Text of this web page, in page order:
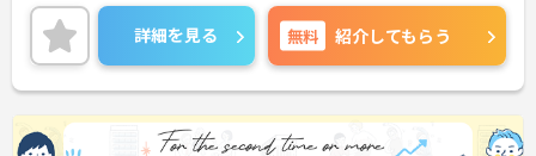
業務がしやすい環境づくりに取り組まれています。
残業は月平均10時間程度です。ワークライフバラン
スを保ちながらご勤務いただけます。
ご興味のある方には、面接対策ポイントなど、さら
に詳細をご案内しますのでお気軽にご相談くださ
い！
詳細を見る 無料 紹介してもらう